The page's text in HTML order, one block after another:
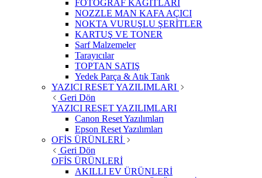
FOTOĞRAF KAĞITLARI
NOZZLE MAN KAFA AÇICI
NOKTA VURUŞLU ŞERİTLER
KARTUŞ VE TONER
Sarf Malzemeler
Tarayıcılar
TOPTAN SATIŞ
Yedek Parça & Atık Tank
YAZICI RESET YAZILIMLARI
Geri Dön
YAZICI RESET YAZILIMLARI
Canon Reset Yazılımları
Epson Reset Yazılımları
OFİS ÜRÜNLERİ
Geri Dön
OFİS ÜRÜNLERİ
AKILLI EV ÜRÜNLERİ